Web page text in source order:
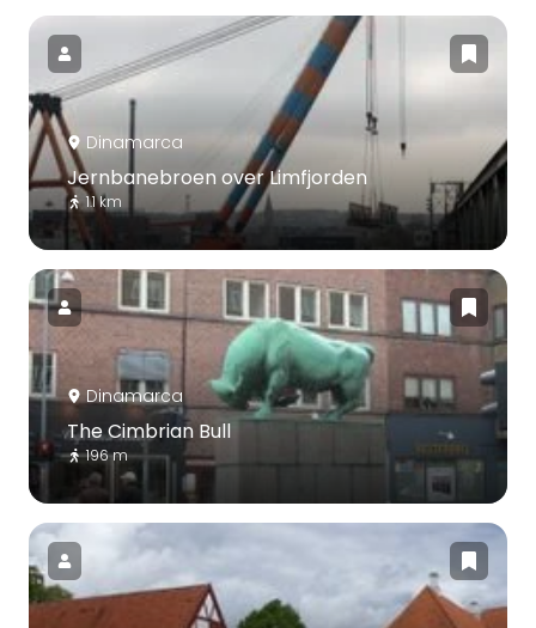
Dinamarca
Jernbanebroen over Limfjorden
1.1 km
Dinamarca
The Cimbrian Bull
196 m